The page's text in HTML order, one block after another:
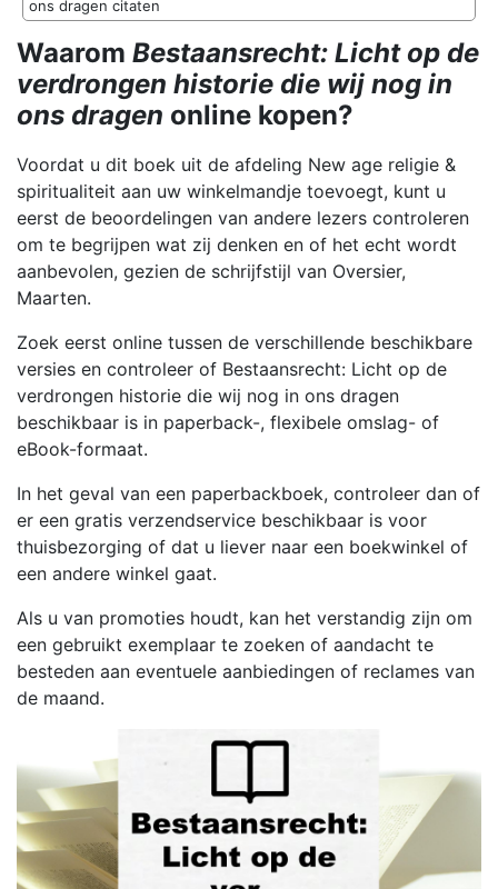
ons dragen citaten
Waarom Bestaansrecht: Licht op de
verdrongen historie die wij nog in
ons dragen online kopen?
Voordat u dit boek uit de afdeling New age religie &
spiritualiteit aan uw winkelmandje toevoegt, kunt u
eerst de beoordelingen van andere lezers controleren
om te begrijpen wat zij denken en of het echt wordt
aanbevolen, gezien de schrijfstijl van Oversier,
Maarten.
Zoek eerst online tussen de verschillende beschikbare
versies en controleer of Bestaansrecht: Licht op de
verdrongen historie die wij nog in ons dragen
beschikbaar is in paperback-, flexibele omslag- of
eBook-formaat.
In het geval van een paperbackboek, controleer dan of
er een gratis verzendservice beschikbaar is voor
thuisbezorging of dat u liever naar een boekwinkel of
een andere winkel gaat.
Als u van promoties houdt, kan het verstandig zijn om
een gebruikt exemplaar te zoeken of aandacht te
besteden aan eventuele aanbiedingen of reclames van
de maand.